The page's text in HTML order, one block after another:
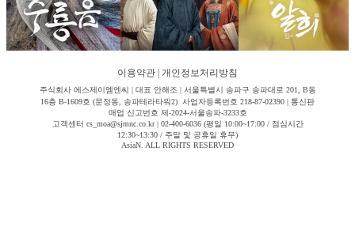
이용약관 개인정보처리방침
주식회사 에스제이엠엔씨 | 대표 안해조 | 서울특별시 송파구 송파대로 201, B동
16층 B-1609호 (문정동, 송파테라타워2) 사업자등록번호 218-87-02390 | 통신판
매업 신고번호 제-2024-서울송파-3233호
고객센터 cs_moa@sjmnc.co.kr | 02-400-6036 (평일 10:00~17:00 / 점심시간
12:30~13:30 / 주말 및 공휴일 휴무)
AsiaN. ALL RIGHTS RESERVED